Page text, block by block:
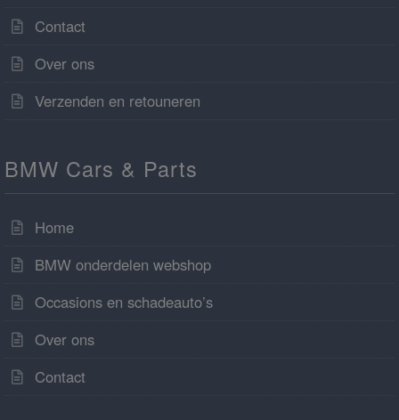
Contact
Over ons
Verzenden en retouneren
BMW Cars & Parts
Home
BMW onderdelen webshop
Occasions en schadeauto’s
Over ons
Contact